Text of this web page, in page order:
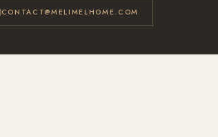
CONTACT@MELIMELHOME.COM